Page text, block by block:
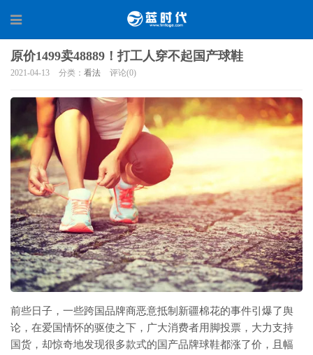
原价1499卖48889！打工人穿不起国产球鞋
2021-04-13 分类： 看法 评论(0)
前些日子，一些跨国品牌商恶意抵制新疆棉花的事件引爆了舆
论，在爱国情怀的驱使之下，广大消费者用脚投票，大力支持
国货，却惊奇地发现很多款式的国产品牌球鞋都涨了价，且幅